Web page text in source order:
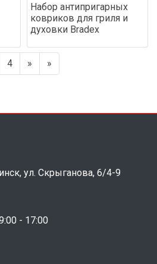
Набор антипригарных
ковриков для гриля и
духовки Bradex
4 » »
ул. Скрыганова, 6/4-9
- 17:00